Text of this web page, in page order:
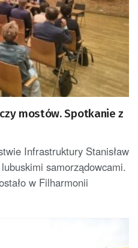
mostów. Spotkanie z
Infrastruktury Stanisław
samorządowcami.
w Filharmonii